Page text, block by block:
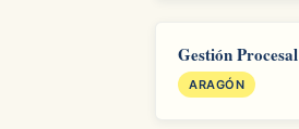
Gestión Procesal
ARAGÓN